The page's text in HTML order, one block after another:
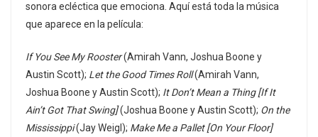
sonora ecléctica que emociona. Aquí está toda la música
que aparece en la película:
If You See My Rooster(Amirah Vann, Joshua Boone y
Austin Scott); Let the Good Times Roll(Amirah Vann,
Joshua Boone y Austin Scott); It Don’t Mean a Thing [If It
Ain’t Got That Swing](Joshua Boone y Austin Scott); On the
Mississippi(Jay Weigl); Make Me a Pallet [On Your Floor]